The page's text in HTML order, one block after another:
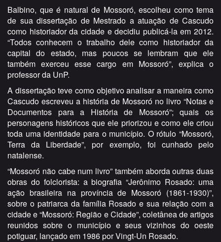
Balbino, que é natural de Mossoró, escolheu como tema
de sua dissertação de Mestrado a atuação de Cascudo
como historiador da cidade e decidiu publicá-la em 2012.
“Todos conhecem o trabalho dele como historiador da
capital do estado, mas poucos se lembram que ele
também exerceu esse cargo em Mossoró”, explica o
professor da UnP.
A dissertação teve como objetivo analisar a maneira como
Cascudo escreveu a história de Mossoró no livro “Notas e
Documentos para a História de Mossoró”; quais os
personagens históricos que ele priorizou e como ele criou
toda uma identidade para o município. O rótulo “Mossoró,
Terra da Liberdade”, por exemplo, foi cunhado pelo
natalense.
“Mossoró não cabe num livro” também aborda outras duas
obras do folclorista: a biografia “Jerônimo Rosado: uma
ação brasileira na província de Mossoró (1861-1930)”,
sobre o patriarca da família Rosado e sua relação com a
cidade e “Mossoró: Região e Cidade”, coletânea de artigos
reunidos sobre o município e seus vizinhos do oeste
potiguar, lançado em 1986 por Vingt-Un Rosado.